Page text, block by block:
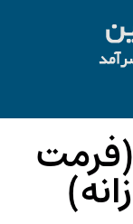
بهمن 20, 1401 (فرمت